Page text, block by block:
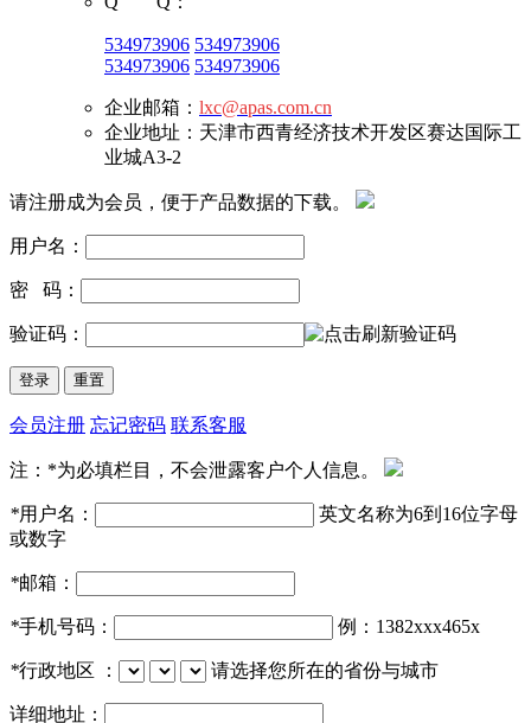
534973906 534973906
534973906 534973906
企业邮箱： lxc@apas.com.cn
企业地址：天津市西青经济技术开发区赛达国际工
业城A3-2
请注册成为会员，便于产品数据的下载。
用户名：
密 码：
验证码：
会员注册 忘记密码 联系客服
注：*为必填栏目，不会泄露客户个人信息。
*用户名：
英文名称为6到16位字母
或数字
*邮箱：
*手机号码： 例：1382xxx465x
*行政地区 ： 请选择您所在的省份与城市
详细地址：